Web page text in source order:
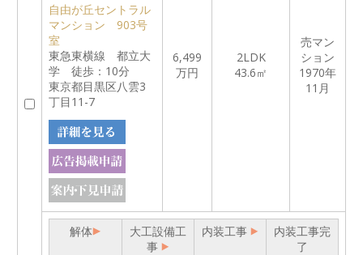
自由が丘セントラル
マンション 903号
室
東急東横線 都立大
学 徒歩：10分
東京都目黒区八雲3
丁目11-7
6,499
万円
2LDK
43.6㎡
売マン
ション
1970年
11月
解体
大工設備工
事
内装工事
内装工事完
了